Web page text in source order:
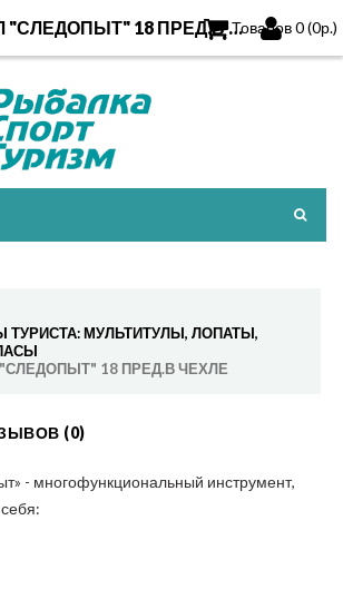
Товаров 0 (0р.)
ТУРИСТА: МУЛЬТИТУЛЫ, ЛОПАТЫ,
18 ПРЕД.В ЧЕХЛЕ
(0)
- многофункциональный инструмент,
МУЛЬТИТУЛ "СЛЕДОПЫТ" 18 ПРЕД.В ЧЕХЛЕ
МУЛЬТИТУЛ "СЛЕДОПЫТ" 18 ПРЕД.В ЧЕХЛЕ